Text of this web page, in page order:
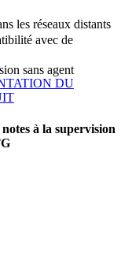
les réseaux distants
avec de
sans agent
DU
à la supervision